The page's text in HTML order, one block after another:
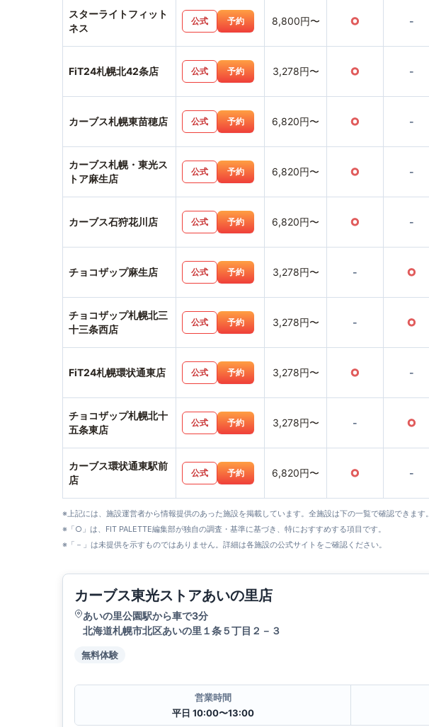
スターライトフィット
ネス
公式 予約 8,800円〜 ○ -
FiT24札幌北42条店 公式 予約 3,278円〜 ○ -
カーブス札幌東苗穂店 公式 予約 6,820円〜 ○ -
カーブス札幌・東光ス
トア麻生店
公式 予約 6,820円〜 ○ -
カーブス石狩花川店 公式 予約 6,820円〜 ○ -
チョコザップ麻生店 公式 予約 3,278円〜 - ○
チョコザップ札幌北三
十三条西店
公式 予約 3,278円〜 - ○
FiT24札幌環状通東店 公式 予約 3,278円〜 ○ -
チョコザップ札幌北十
五条東店
公式 予約 3,278円〜 - ○
カーブス環状通東駅前
店
公式 予約 6,820円〜 ○ -
※上記には、施設運営者から情報提供のあった施設を掲載しています。全施設は下の一覧で確認できます。
※「○」は、FIT PALETTE編集部が独自の調査・基準に基づき、特におすすめする項目です。
※「－」は未提供を示すものではありません。詳細は各施設の公式サイトをご確認ください。
カーブス東光ストアあいの里店
あいの里公園駅から車で3分
北海道札幌市北区あいの里１条５丁目２－３
無料体験
営業時間
平日 10:00〜13:00